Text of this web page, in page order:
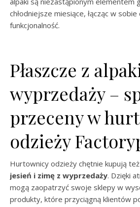
chłodniejsze miesiące, łącząc w
funkcjonalność.
Płaszcze z
wyprzedaży –
przeceny w
odzieży
Hurtownicy odzieży chętnie kupują też
jesień i zimę z wyprzedaży. Dzięki
mogą zaopatrzyć swoje sklepy w
produkty, które przyciągną klientów